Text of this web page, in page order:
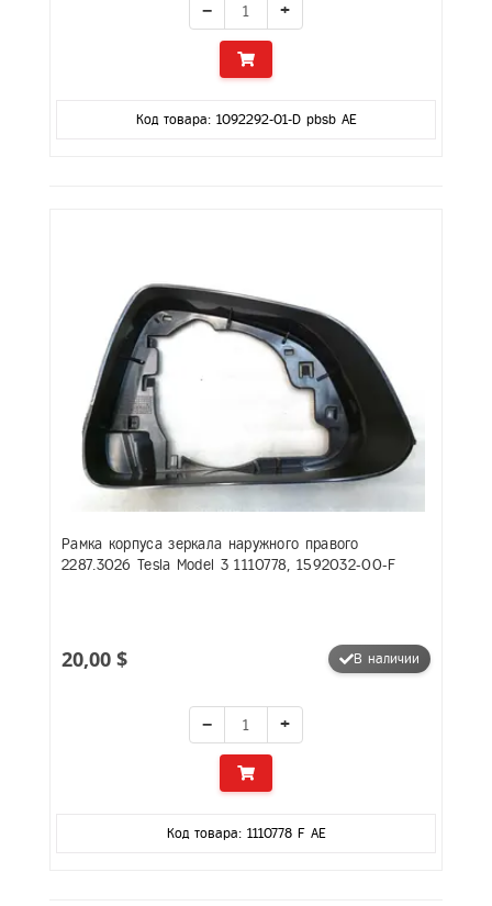
− +
Код товара: 1092292-01-D pbsb AE
Рамка корпуса зеркала наружного правого
2287.3026 Tesla Model 3 1110778, 1592032-00-F
20,00 $ В наличии
− +
Код товара: 1110778 F AE